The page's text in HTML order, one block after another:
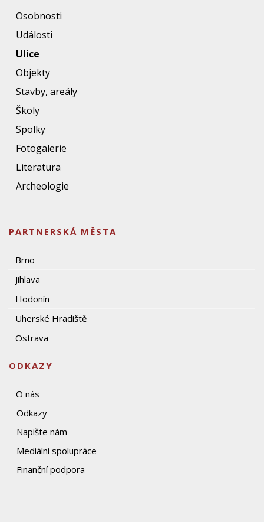
Osobnosti
Události
Ulice
Objekty
Stavby, areály
Školy
Spolky
Fotogalerie
Literatura
Archeologie
PARTNERSKÁ MĚSTA
Brno
Jihlava
Hodonín
Uherské Hradiště
Ostrava
ODKAZY
O nás
Odkazy
Napište nám
Mediální spolupráce
Finanční podpora